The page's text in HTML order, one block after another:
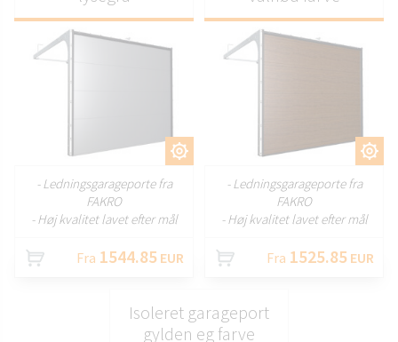
TILPAS
- Ledningsgarageporte fra
FAKRO
- Høj kvalitet lavet efter mål
Fra 1544.85 EUR
TILPAS
- Ledningsgarageporte fra
FAKRO
- Høj kvalitet lavet efter mål
Fra 1525.85 EUR
Isoleret garageport
gylden eg farve